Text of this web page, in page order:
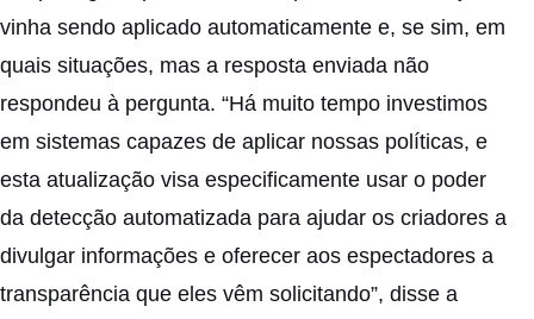
vinha sendo aplicado automaticamente e, se sim, em
quais situações, mas a resposta enviada não
respondeu à pergunta. “Há muito tempo investimos
em sistemas capazes de aplicar nossas políticas, e
esta atualização visa especificamente usar o poder
da detecção automatizada para ajudar os criadores a
divulgar informações e oferecer aos espectadores a
transparência que eles vêm solicitando”, disse a